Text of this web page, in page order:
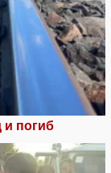
и погиб